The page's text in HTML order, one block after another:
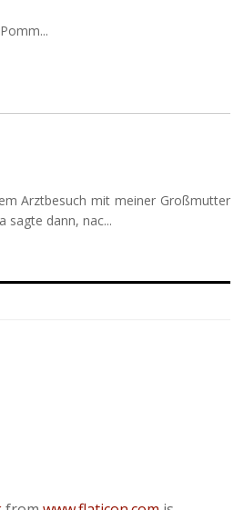
Arztbesuch mit meiner Großmutter
sagte dann, nac...